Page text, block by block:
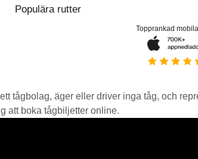
Populära rutter
Topprankad
tågbolag, äger eller driver inga tåg, och
att boka tågbiljetter online.